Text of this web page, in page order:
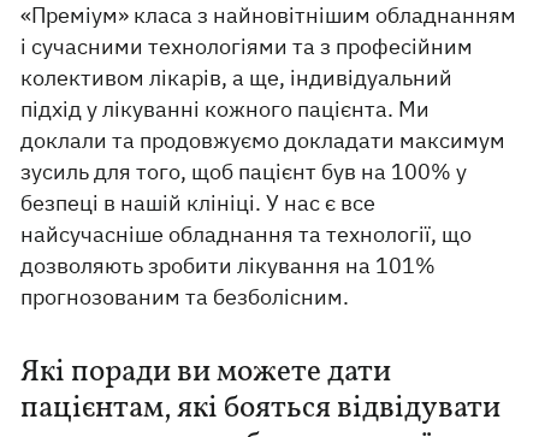
«Преміум» класа з найновітнішим обладнанням
і сучасними технологіями та з професійним
колективом лікарів, а ще, індивідуальний
підхід у лікуванні кожного пацієнта. Ми
доклали та продовжуємо докладати максимум
зусиль для того, щоб пацієнт був на 100% у
безпеці в нашій клініці. У нас є все
найсучасніше обладнання та технології, що
дозволяють зробити лікування на 101%
прогнозованим та безболісним.
Які поради ви можете дати
пацієнтам, які бояться відвідувати